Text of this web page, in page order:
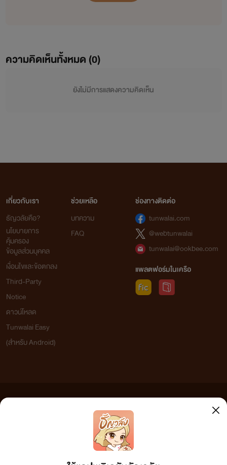
ความคิดเห็นทั้งหมด (0)
ยังไม่มีการแสดงความคิดเห็น
เกี่ยวกับเรา
ธัญวลัยคือ?
นโยบายการ
คุ้มครอง
ข้อมูลส่วนบุคคล
เงื่อนไขและข้อตกลง
Third-Party
Notice
ดาวน์โหลด
Tunwalai Easy
(สำหรับ Android)
ช่วยเหลือ
บทความ
FAQ
ช่องทางติดต่อ
tunwalai.com
@webtunwalai
tunwalai@ookbee.com
แพลตฟอร์มในเครือ
เว็บไซต์แห่งนี้ไม่ได้เห็นด้วยและไม่ขอรับผิดชอบต่อข้อความใดๆ ทั้งสิ้น ดังนั้นผู้อ่านทุกท่านโปรดใช้
วิจารณญาณในการกลั่นกรองด้วยตนเอง และหากท่านพบข้อความใดๆ ที่ขัดต่อกฎหมายและศีลธรรม
กรุณาแจ้งมาที่ tunwalai@ookbee.com เพื่อทีมงานจะได้ดำเนินการในทันที ทั้งนี้ ทางเว็บไซต์ขอสงวน
ลิขสิทธิ์ตามพระราชบัญญัติลิขสิทธิ์ (ฉบับเพิ่มเติม) พ.ศ.2558